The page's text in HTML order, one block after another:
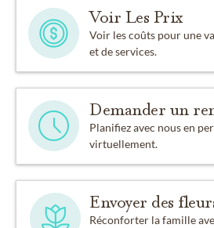
Voir Les Prix
Voir les coûts pour une
et de services.
Demander un
Planifiez avec nous en
virtuellement.
Envoyer des
Réconforter la famille